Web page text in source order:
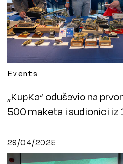
Events
„KupKa“ oduševio na
500 maketa i sudionici iz
29/04/2025